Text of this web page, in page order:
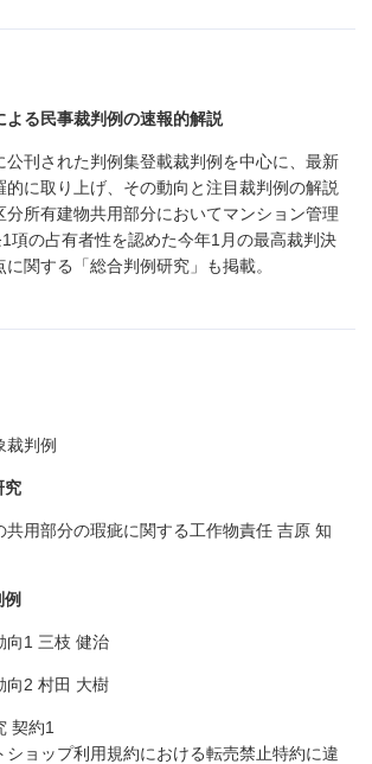
よる民事裁判例の速報的解説
刊された判例集登載裁判例を中心に、最新
的に取り上げ、その動向と注目裁判例の解説
分所有建物共用部分においてマンション管理
項の占有者性を認めた今年1月の最高裁判決
関する「総合判例研究」も掲載。
裁判例
究
用部分の瑕疵に関する工作物責任 吉原 知
1 三枝 健治
2 村田 大樹
契約1
ョップ利用規約における転売禁止特約に違